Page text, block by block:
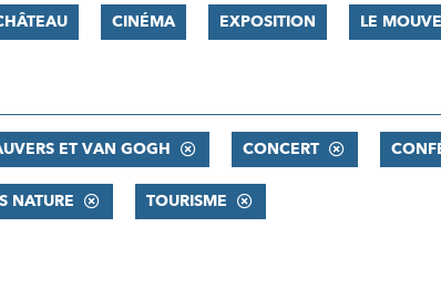
CINÉMA EXPOSITION LE
ET VAN GOGH CONCERT
NATURE TOURISME